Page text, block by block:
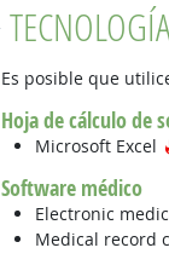
Es posible que
Hoja de cálculo de
Microsoft Excel
Software médico
Electronic
Medical record